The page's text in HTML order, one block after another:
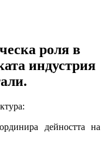
роля в
индустрия
дейността на